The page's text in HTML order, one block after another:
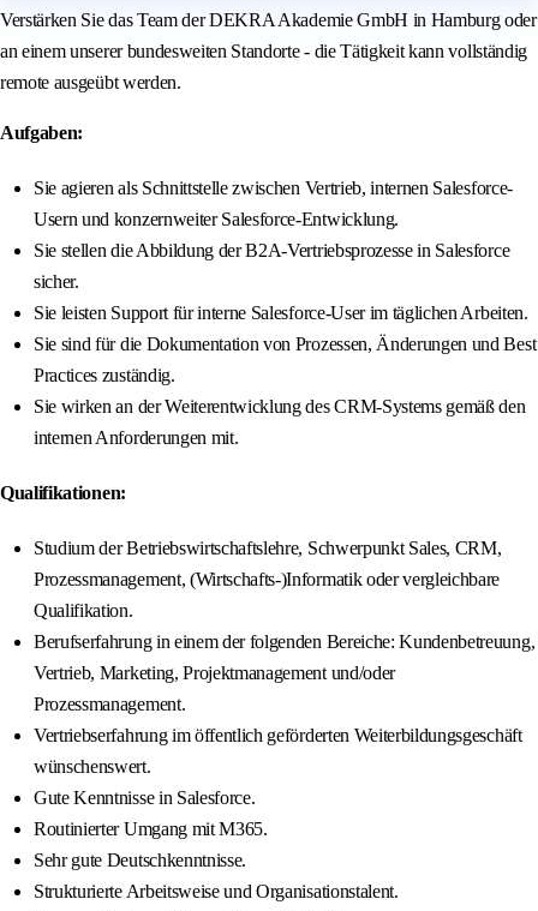
Verstärken Sie das Team der DEKRA Akademie GmbH in Hamburg oder
an einem unserer bundesweiten Standorte - die Tätigkeit kann vollständig
remote ausgeübt werden.
Aufgaben:
Sie agieren als Schnittstelle zwischen Vertrieb, internen Salesforce-
Usern und konzernweiter Salesforce-Entwicklung.
Sie stellen die Abbildung der B2A-Vertriebsprozesse in Salesforce
sicher.
Sie leisten Support für interne Salesforce-User im täglichen Arbeiten.
Sie sind für die Dokumentation von Prozessen, Änderungen und Best
Practices zuständig.
Sie wirken an der Weiterentwicklung des CRM-Systems gemäß den
internen Anforderungen mit.
Qualifikationen:
Studium der Betriebswirtschaftslehre, Schwerpunkt Sales, CRM,
Prozessmanagement, (Wirtschafts-)Informatik oder vergleichbare
Qualifikation.
Berufserfahrung in einem der folgenden Bereiche: Kundenbetreuung,
Vertrieb, Marketing, Projektmanagement und/oder
Prozessmanagement.
Vertriebserfahrung im öffentlich geförderten Weiterbildungsgeschäft
wünschenswert.
Gute Kenntnisse in Salesforce.
Routinierter Umgang mit M365.
Sehr gute Deutschkenntnisse.
Strukturierte Arbeitsweise und Organisationstalent.